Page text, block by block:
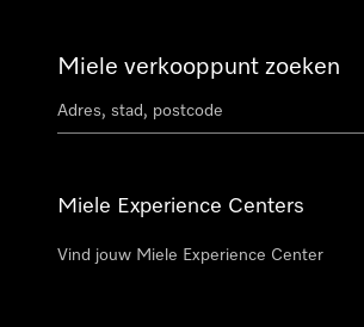
Miele verkooppunt zoeken
Miele Experience Centers
Vind jouw Miele Experience Center